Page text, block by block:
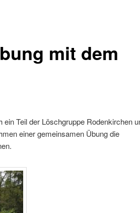
mit dem
Teil der Löschgruppe Rodenkirchen
einer gemeinsamen Übung die